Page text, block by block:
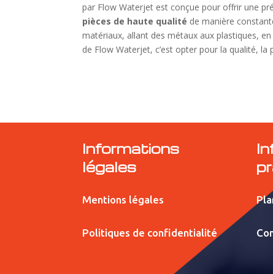
par Flow Waterjet est conçue pour offrir une
pièces de haute qualité de manière
matériaux, allant des métaux aux plastiques,
de Flow Waterjet, c’est opter pour la qualité, la
Informations
légales
Mentions légales
Politiques de confidentialité